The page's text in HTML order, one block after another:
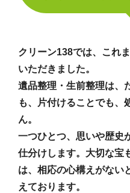
クリーン138では、これ
いただきました。
遺品整理・生前整理は、
も、片付けることでも、
ん。
一つひとつ、思いや歴史
仕分けします。大切な宝
は、相応の心構えがない
えております。